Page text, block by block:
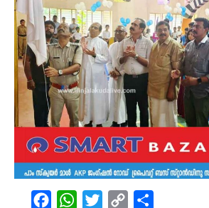
FacebookWhatsAppTwitterCopy